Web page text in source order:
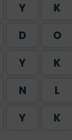
Y K
D O
Y K
N L
Y K